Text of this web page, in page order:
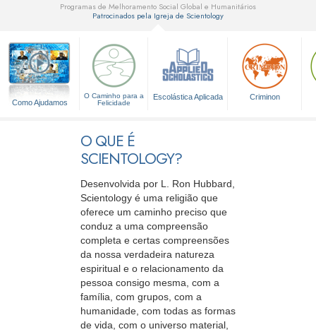
Programas de Melhoramento Social Global e Humanitários
Patrocinados pela Igreja de Scientology
Como Ajudamos
O Caminho para a
Felicidade
Escolástica Aplicada Criminon
O QUE É
SCIENTOLOGY?
Desenvolvida por L. Ron Hubbard,
Scientology é uma religião que
oferece um caminho preciso que
conduz a uma compreensão
completa e certas compreensões
da nossa verdadeira natureza
espiritual e o relacionamento da
pessoa consigo mesma, com a
família, com grupos, com a
humanidade, com todas as formas
de vida, com o universo material,